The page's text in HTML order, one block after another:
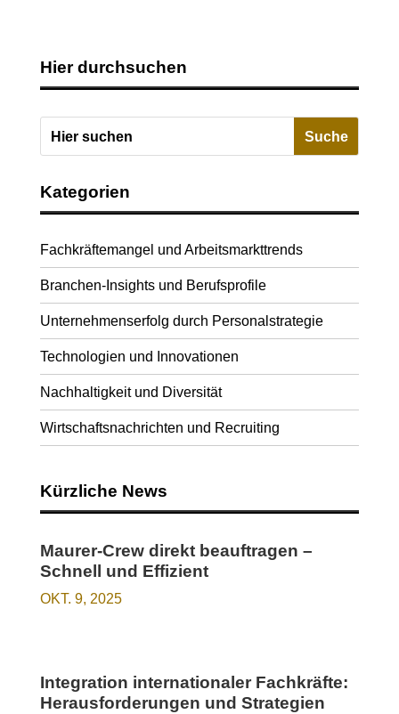
Hier durchsuchen
Kategorien
Fachkräftemangel und Arbeitsmarkttrends
Branchen-Insights und Berufsprofile
Unternehmenserfolg durch Personalstrategie
Technologien und Innovationen
Nachhaltigkeit und Diversität
Wirtschaftsnachrichten und Recruiting
Kürzliche News
Maurer-Crew direkt beauftragen –
Schnell und Effizient
OKT. 9, 2025
Integration internationaler Fachkräfte:
Herausforderungen und Strategien